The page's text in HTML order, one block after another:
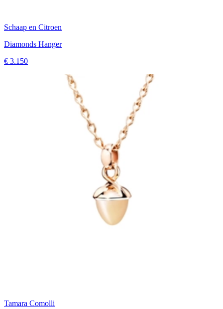
Schaap en Citroen
Diamonds Hanger
€ 3.150
Tamara Comolli